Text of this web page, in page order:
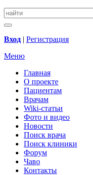
Вход | Регистрация
Меню
Главная
О проекте
Пациентам
Врачам
Wiki-статьи
Фото и видео
Новости
Поиск врача
Поиск клиники
Форум
Чаво
Контакты